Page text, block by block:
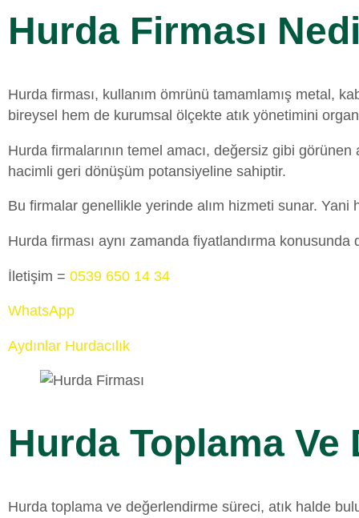
Hurda Firması
Hurda firması, kullanım ömrünü tamamlamış metal,
bireysel hem de kurumsal ölçekte atık yönetimini
Hurda firmalarının temel amacı, değersiz gibi
hacimli geri dönüşüm potansiyeline sahiptir.
Bu firmalar genellikle yerinde alım hizmeti sunar. Yani
Hurda firması aynı zamanda fiyatlandırma
İletişim = 0539 650 14 34
WhatsApp
Aydınlar Hurdacılık
Hurda Toplama
Hurda toplama ve değerlendirme süreci, atık halde